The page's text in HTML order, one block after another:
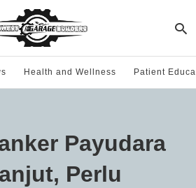
Health and Wellness Patient
Payudara
Perlu